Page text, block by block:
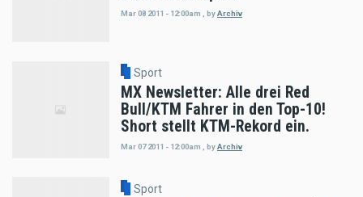
Mar 08 2011 - 12:00am byArchiv
Sport
MX Newsletter: Alle drei Red
Bull/KTM Fahrer in den Top-10!
Short stellt KTM-Rekord ein.
Mar 07 2011 - 12:00am byArchiv
Sport